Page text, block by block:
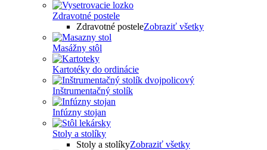
Zdravotné postele
Zdravotné posteleZobraziť všetky
Masážny stôl
Kartotéky do ordinácie
Inštrumentačný stolík
Infúzny stojan
Stoly a stolíky
Stoly a stolíkyZobraziť všetky